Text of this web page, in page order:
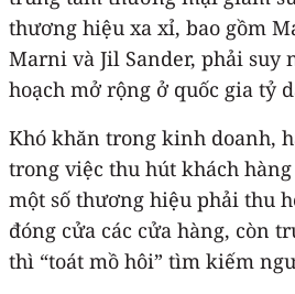
thương hiệu xa xỉ, bao gồm
Marni và Jil Sander, phải suy
hoạch mở rộng ở quốc gia tỷ
Khó khăn trong kinh doanh,
trong việc thu hút khách
một số thương hiệu phải thu
đóng cửa các cửa hàng, còn
thì “toát mồ hôi” tìm kiếm